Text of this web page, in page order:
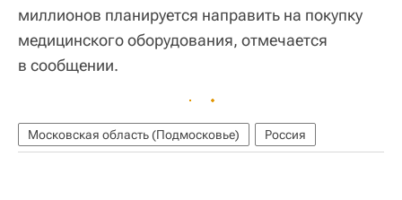
миллионов планируется направить на покупку
медицинского оборудования, отмечается
в сообщении.
Московская область (Подмосковье) Россия